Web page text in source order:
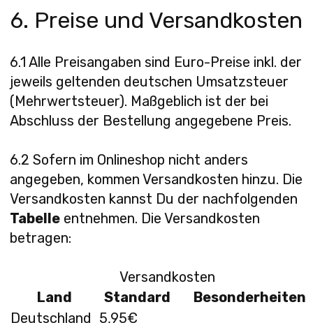
6. Preise und Versandkosten
6.1 Alle Preisangaben sind Euro-Preise inkl. der
jeweils geltenden deutschen Umsatzsteuer
(Mehrwertsteuer). Maßgeblich ist der bei
Abschluss der Bestellung angegebene Preis.
6.2 Sofern im Onlineshop nicht anders
angegeben, kommen Versandkosten hinzu. Die
Versandkosten kannst Du der nachfolgenden
Tabelle entnehmen. Die Versandkosten
betragen:
Versandkosten
Land
Standard
Besonderheiten
Deutschland 5,95€